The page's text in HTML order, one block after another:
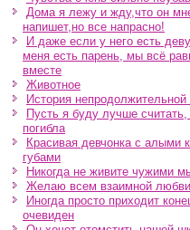
Дома я лежу и жду,что он
напишет,но все напрасно!
И даже если у него есть
меня есть парень, мы всё
вместе
Животное
История
Пусть я буду лучше считать,
погибла
Красивая девчонка с алыми
губами
Никогда не живите чужими
Желаю всем взаимной
Иногда просто приходит
очевиден